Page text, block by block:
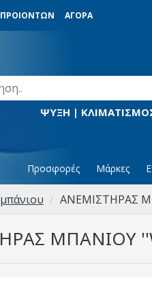
ΑΓΟΡΑ
ΨΥΞΗ |
Προσφορές Μάρκες
ANEMΙΣΤΗΡΑΣ
ΜΠΑΝΙΟΥ